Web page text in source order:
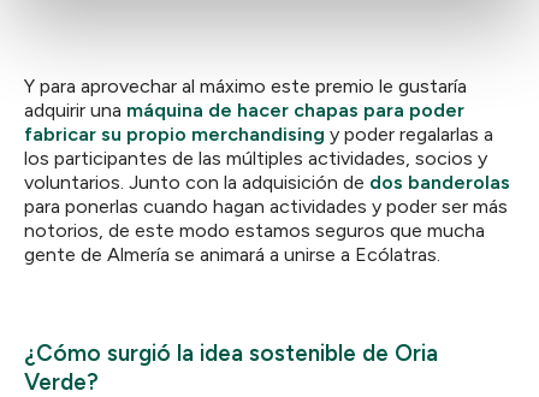
Y para aprovechar al máximo este premio le gustaría
adquirir una máquina de hacer chapas para poder
fabricar su propio merchandising y poder regalarlas a
los participantes de las múltiples actividades, socios y
voluntarios. Junto con la adquisición de dos banderolas
para ponerlas cuando hagan actividades y poder ser más
notorios, de este modo estamos seguros que mucha
gente de Almería se animará a unirse a Ecólatras.
¿Cómo surgió la idea sostenible de Oria
Verde?